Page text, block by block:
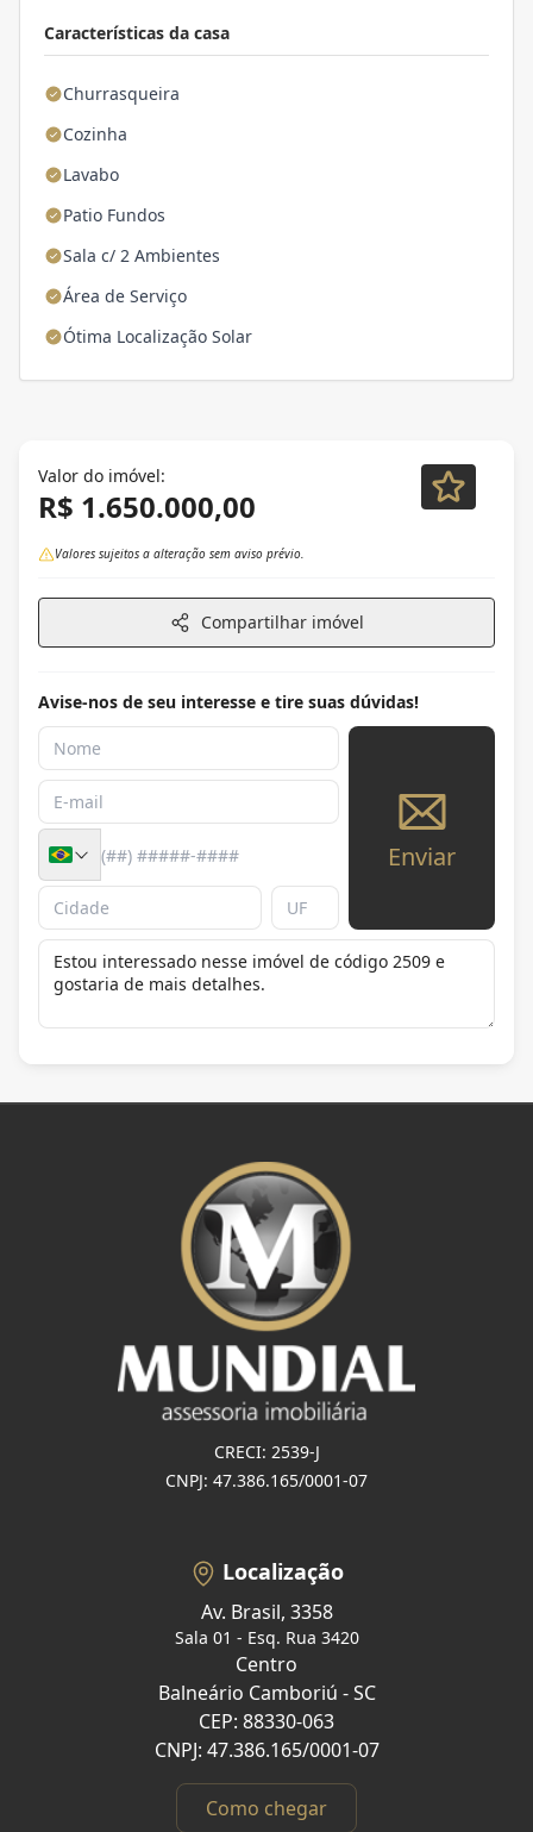
Características da casa
Churrasqueira
Cozinha
Lavabo
Patio Fundos
Sala c/ 2 Ambientes
Área de Serviço
Ótima Localização Solar
Valor do imóvel:
R$ 1.650.000,00
Valores sujeitos a alteração sem aviso prévio.
Compartilhar imóvel
Avise-nos de seu interesse e tire suas dúvidas!
Enviar
CRECI: 2539-J
CNPJ: 47.386.165/0001-07
Localização
Av. Brasil, 3358
Sala 01 - Esq. Rua 3420
Centro
Balneário Camboriú - SC
CEP: 88330-063
CNPJ: 47.386.165/0001-07
Como chegar